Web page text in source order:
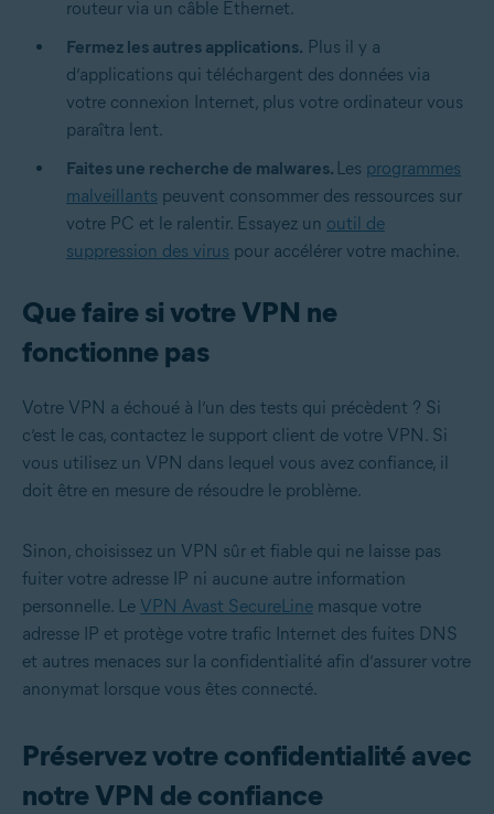
routeur via un câble Ethernet.
Fermez les autres applications. Plus il y a
d’applications qui téléchargent des données via
votre connexion Internet, plus votre ordinateur vous
paraîtra lent.
Faites une recherche de malwares. Les programmes
malveillants peuvent consommer des ressources sur
votre PC et le ralentir. Essayez un outil de
suppression des virus pour accélérer votre machine.
Que faire si votre VPN ne
fonctionne pas
Votre VPN a échoué à l’un des tests qui précèdent ? Si
c’est le cas, contactez le support client de votre VPN. Si
vous utilisez un VPN dans lequel vous avez confiance, il
doit être en mesure de résoudre le problème.
Sinon, choisissez un VPN sûr et fiable qui ne laisse pas
fuiter votre adresse IP ni aucune autre information
personnelle. Le VPN Avast SecureLine masque votre
adresse IP et protège votre trafic Internet des fuites DNS
et autres menaces sur la confidentialité afin d’assurer votre
anonymat lorsque vous êtes connecté.
Préservez votre confidentialité avec
notre VPN de confiance